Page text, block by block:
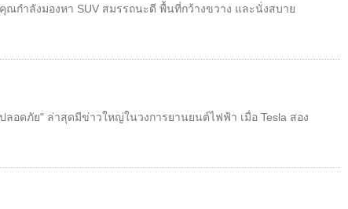
ณกำลังมองหา SUV สมรรถนะดี พื้นที่กว้างขวาง และนั่งสบาย
อดภัย" ล่าสุดมีข่าวใหญ่ในวงการยานยนต์ไฟฟ้า เมื่อ Tesla สอง